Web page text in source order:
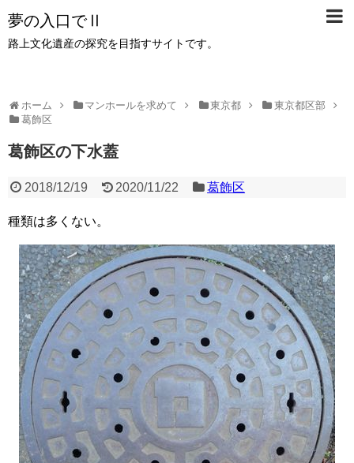
夢の入口でⅡ
路上文化遺産の探究を目指すサイトです。
ホーム マンホールを求めて 東京都
東京都区部
葛飾区
葛飾区の下水蓋
2018/12/19 2020/11/22 葛飾区
種類は多くない。